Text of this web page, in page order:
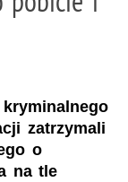
zatrzymali
o
na tle